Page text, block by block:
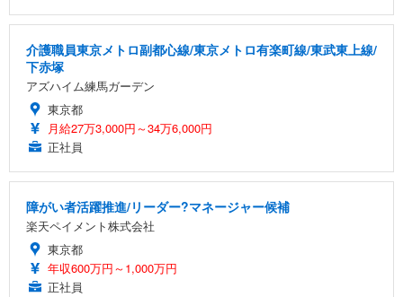
介護職員東京メトロ副都心線/東京メトロ有楽町線/東武東上線/
下赤塚
アズハイム練馬ガーデン
東京都
月給27万3,000円～34万6,000円
正社員
障がい者活躍推進/リーダー?マネージャー候補
楽天ペイメント株式会社
東京都
年収600万円～1,000万円
正社員